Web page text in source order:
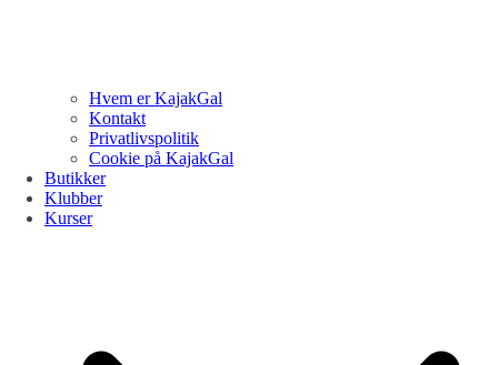
Hvem er KajakGal
Kontakt
Privatlivspolitik
Cookie på KajakGal
Butikker
Klubber
Kurser